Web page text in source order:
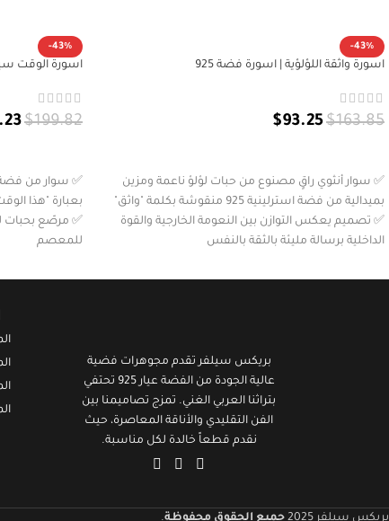
-43%
اسورة واثقة اللؤلؤية | اسورة فضة 925
$163.85
$93.25
✅ سوار أنثوي راقٍ مصنوع من حبات لؤلؤ ناعمة ومزين
بميدالية من فضة استرلينية 925 منقوشة بكلمة "واثق"
✅ تصميم يعكس التوازن بين النعومة الخارجية والقوة
الداخلية برسالة مليئة بالثقة بالنفس
مجوهراتها لتعبّر عن شخصيتها
-43%
اسورة الوقت
$199.82
بعبارة "هذا
✅ مرصّع بحبات
للمعصم
لحظات التأمل
مناسب كهدية
بريكس سيلفر تقدم مجوهرات فضية
عالية الجودة من الفضة عيار 925 تحتفي
بتراثنا العربي الغني. تمزج تصاميمنا بين
الفن التقليدي والأناقة المعاصرة، حيث
نقدم قطعاً خالدة لكل مناسبة.
بريكس سيلفر 2025 جميع الحقوق محفوظة.